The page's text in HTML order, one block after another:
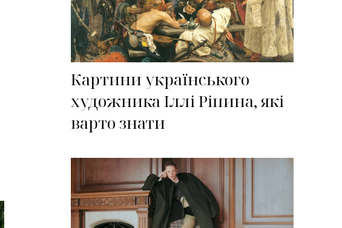
Картини українського
художника Іллі Ріпина, які
варто знати